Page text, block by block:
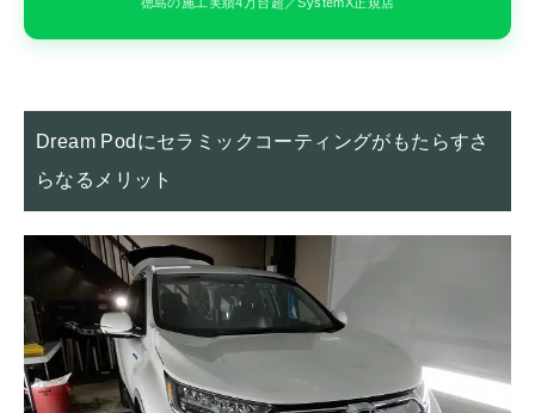
Dream Podにセラミックコーティングがもたらすさ
らなるメリット